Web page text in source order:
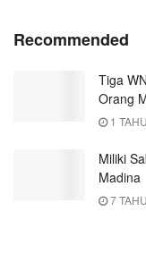
Recommended
Tiga
Orang
1
Miliki
Madina
7